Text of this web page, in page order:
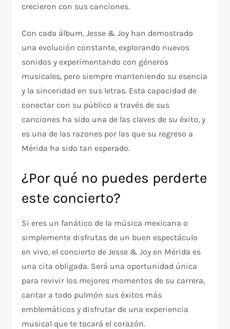
crecieron con sus canciones.
Con cada álbum, Jesse & Joy han demostrado
una evolución constante, explorando nuevos
sonidos y experimentando con géneros
musicales, pero siempre manteniendo su esencia
y la sinceridad en sus letras. Esta capacidad de
conectar con su público a través de sus
canciones ha sido una de las claves de su éxito, y
es una de las razones por las que su regreso a
Mérida ha sido tan esperado.
¿Por qué no puedes perderte
este concierto?
Si eres un fanático de la música mexicana o
simplemente disfrutas de un buen espectáculo
en vivo, el concierto de Jesse & Joy en Mérida es
una cita obligada. Será una oportunidad única
para revivir los mejores momentos de su carrera,
cantar a todo pulmón sus éxitos más
emblemáticos y disfrutar de una experiencia
musical que te tocará el corazón.